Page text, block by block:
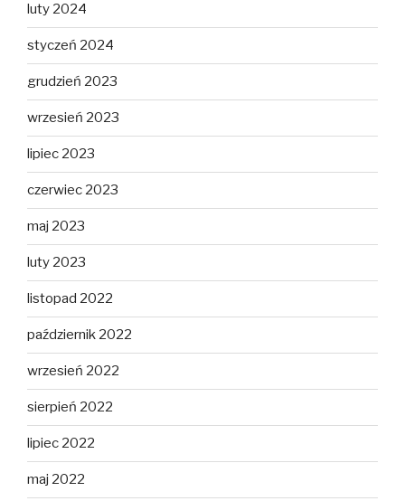
luty 2024
styczeń 2024
grudzień 2023
wrzesień 2023
lipiec 2023
czerwiec 2023
maj 2023
luty 2023
listopad 2022
październik 2022
wrzesień 2022
sierpień 2022
lipiec 2022
maj 2022